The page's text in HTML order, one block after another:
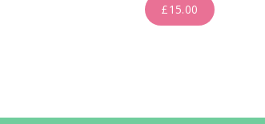
£15.00